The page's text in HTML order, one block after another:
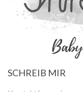
SCHREIB MIR